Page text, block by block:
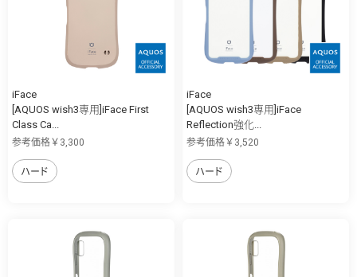
iFace
[AQUOS wish3専用]iFace First
Class Ca...
参考価格￥3,300
ハード
iFace
[AQUOS wish3専用]iFace
Reflection強化...
参考価格￥3,520
ハード